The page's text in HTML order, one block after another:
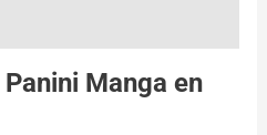
Panini Manga en